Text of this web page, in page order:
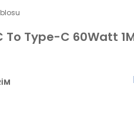
To Type-C 60Watt